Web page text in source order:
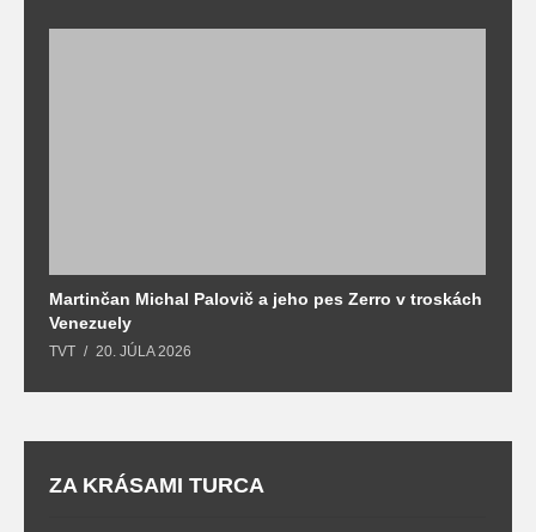
Martinčan Michal Palovič a jeho pes Zerro v troskách
Venezuely
TVT 20. JÚLA 2026
ZA KRÁSAMI TURCA